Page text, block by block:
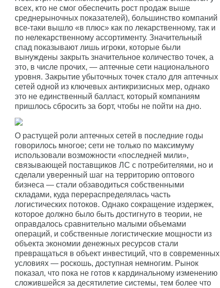
всех, кто не смог обеспечить рост продаж выше
среднерыночных показателей), большинство компаний
все-таки вышло «в плюс» как по лекарственному, так и
по нелекарственному ассортименту. Значительный
спад показывают лишь игроки, которые были
вынуждены закрыть значительное количество точек, а
это, в числе прочих, — аптечные сети национального
уровня. Закрытие убыточных точек стало для аптечных
сетей одной из ключевых антикризисных мер, однако
это не единственный балласт, который компаниям
пришлось сбросить за борт, чтобы не пойти на дно.
О растущей роли аптечных сетей в последние годы
говорилось многое; сети не только по максимуму
использовали возможности «последней мили»,
связывающей поставщиков ЛС с потребителями, но и
сделали уверенный шаг на территорию оптового
бизнеса — стали обзаводиться собственными
складами, куда перераспределялась часть
логистических потоков. Однако сокращение издержек,
которое должно было быть достигнуто в теории, не
оправдалось сравнительно малыми объемами
операций, и собственные логистические мощности из
объекта экономии денежных ресурсов стали
превращаться в объект инвестиций, что в современных
условиях — роскошь, доступная немногим. Рынок
показал, что пока не готов к кардинальному изменению
сложившейся за десятилетие системы, тем более что